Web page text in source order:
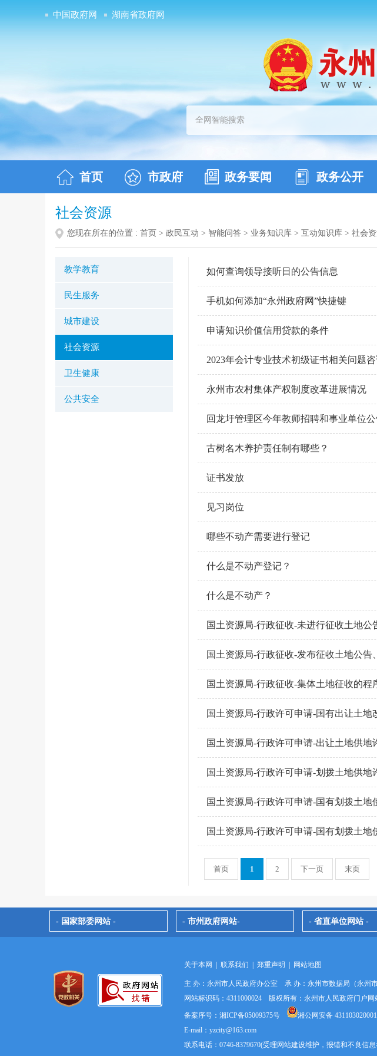
中国政府网 湖南省政府网
首页 市政府 政务要闻 政务公开
社会资源
您现在所在的位置 : 首页 > 政民互动 > 智能问答 > 业务知识库 > 互动知识库 > 社会
教学教育
民生服务
城市建设
社会资源
卫生健康
公共安全
如何查询领导接听日的公告信息
手机如何添加“永州政府网”快捷键
申请知识价值信用贷款的条件
2023年会计专业技术初级证书相关问题
永州市农村集体产权制度改革进展情况
回龙圩管理区今年教师招聘和事业单位
古树名木养护责任制有哪些？
证书发放
见习岗位
哪些不动产需要进行登记
什么是不动产登记？
什么是不动产？
国土资源局-行政征收-未进行征收土地
国土资源局-行政征收-发布征收土地公
国土资源局-行政征收-集体土地征收的程
国土资源局-行政许可申请-国有出让土地
国土资源局-行政许可申请-出让土地供地
国土资源局-行政许可申请-划拨土地供地
国土资源局-行政许可申请-国有划拨土
国土资源局-行政许可申请-国有划拨土
首页 1 2 下一页 末页
- 国家部委网站 - - 市州政府网站- - 省直单位网站 -
关于本网 联系我们 郑重声明 网站地图
主 办：永州市人民政府办公室 承 办：永州市数据局（永州市
网站标识码：4311000024 版权所有：永州市人民政府门户网
备案序号：湘ICP备05009375号
湘公网安备
E-mail：yzcity@163.com
联系电话：0746-8379670(受理网站建设维护，报错和不良信